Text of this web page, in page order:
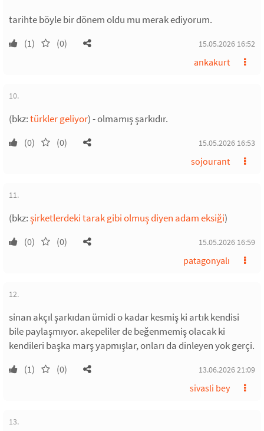
tarihte böyle bir dönem oldu mu merak ediyorum.
(1) (0) 15.05.2026 16:52
ankakurt
10.
(bkz:türkler geliyor) - olmamış şarkıdır.
(0) (0) 15.05.2026 16:53
sojourant
11.
(bkz:şirketlerdeki tarak gibi olmuş diyen adam eksiği)
(0) (0) 15.05.2026 16:59
patagonyalı
12.
sinan akçıl şarkıdan ümidi o kadar kesmiş ki artık kendisi
bile paylaşmıyor. akepeliler de beğenmemiş olacak ki
kendileri başka marş yapmışlar, onları da dinleyen yok gerçi.
(1) (0) 13.06.2026 21:09
sivasli bey
13.